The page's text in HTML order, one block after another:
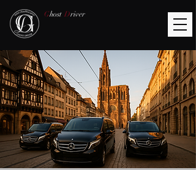
Ghost Driver